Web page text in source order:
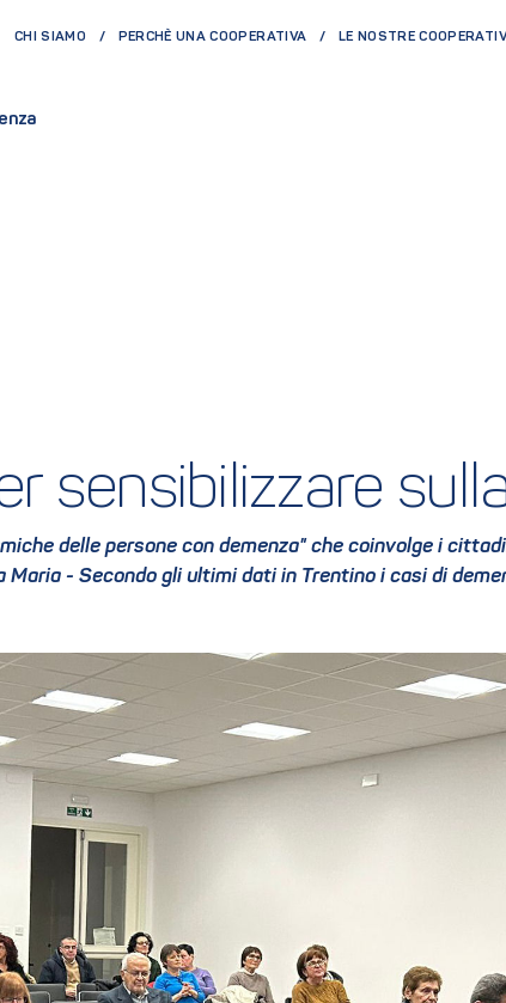
CHI SIAMO PERCHÈ UNA COOPERATIVA LE NOSTRE
sensibilizzare
delle persone con demenza" che coinvolge i
- Secondo gli ultimi dati in Trentino i casi di